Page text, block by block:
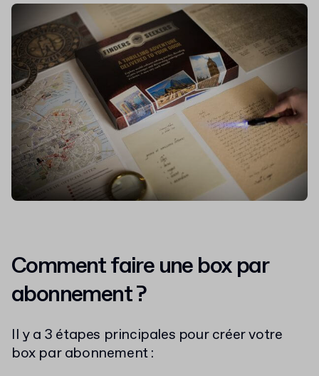
Comment faire une box par
abonnement ?
Il y a 3 étapes principales pour créer votre
box par abonnement :